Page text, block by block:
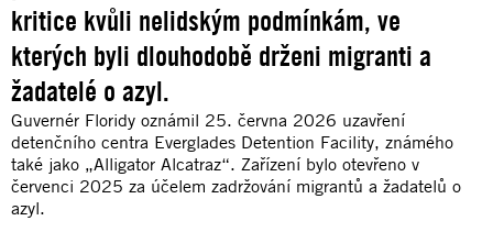
kritice kvůli nelidským podmínkám, ve
kterých byli dlouhodobě drženi migranti a
žadatelé o azyl.
Guvernér Floridy oznámil 25. června 2026 uzavření
detenčního centra Everglades Detention Facility, známého
také jako „Alligator Alcatraz“. Zařízení bylo otevřeno v
červenci 2025 za účelem zadržování migrantů a žadatelů o
azyl.